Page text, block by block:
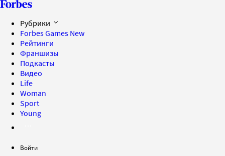
Рубрики
Forbes Games New
Рейтинги
Франшизы
Подкасты
Видео
Life
Woman
Sport
Young
Войти